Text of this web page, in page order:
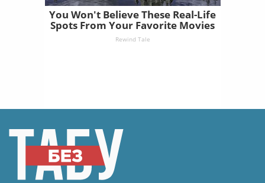
You Won't Believe These Real-Life
Spots From Your Favorite Movies
Rewind Tale